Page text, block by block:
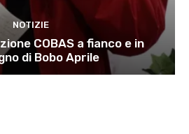
NOTIZIE
COBAS a fianco e in
di Bobo Aprile